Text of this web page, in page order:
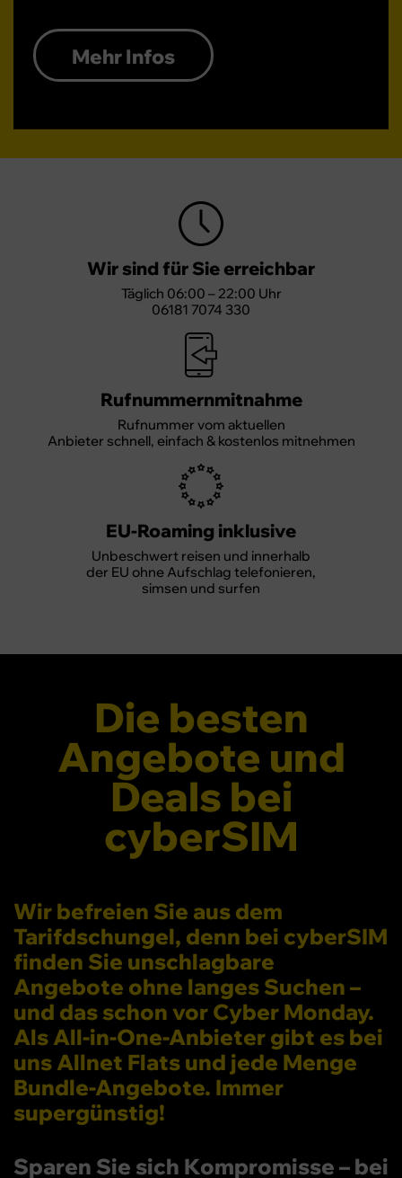
Mehr Infos
Wir sind für Sie erreichbar
Täglich 06:00 – 22:00 Uhr
06181 7074 330
Rufnummernmitnahme
Rufnummer vom aktuellen
Anbieter schnell, einfach & kostenlos mitnehmen
EU-Roaming inklusive
Unbeschwert reisen und innerhalb
der EU ohne Aufschlag telefonieren,
simsen und surfen
Die besten
Angebote und
Deals bei
cyberSIM
Wir befreien Sie aus dem
Tarifdschungel, denn bei cyberSIM
finden Sie unschlagbare
Angebote ohne langes Suchen –
und das schon vor Cyber Monday.
Als All-in-One-Anbieter gibt es bei
uns Allnet Flats und jede Menge
Bundle-Angebote. Immer
supergünstig!
Sparen Sie sich Kompromisse – bei